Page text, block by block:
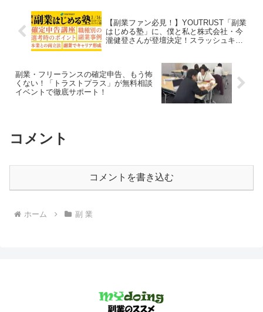
【副業ファン必見！】YOUTRUST「副業
はじめる塾」に、僕と私と株式会社・今
瀧健登さんが登壇決定！スラッシュキャ
副業・フリーランスの確定申告、もう怖
くない！「トラストプラス」が無料相談
イベントで徹底サポート！
コメント
コメントを書き込む
ホーム 副 業